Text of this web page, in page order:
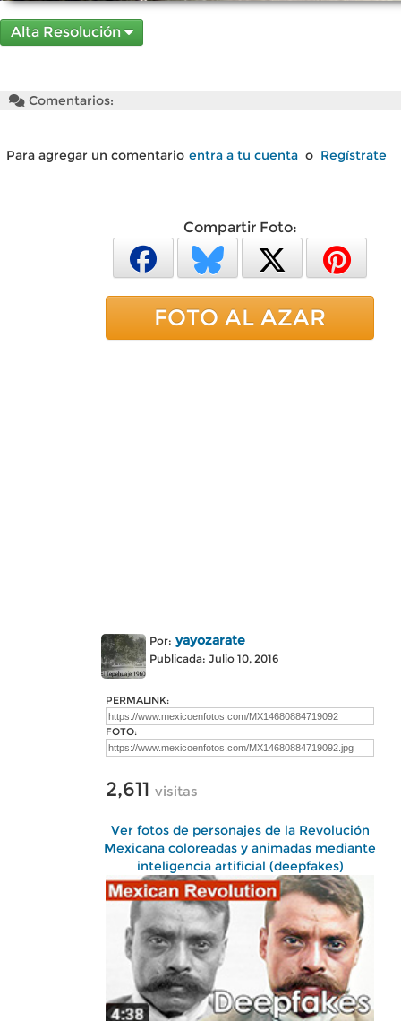
Alta Resolución
Comentarios:
Para agregar un comentario entra a tu cuenta o Regístrate
Compartir Foto:
FOTO AL AZAR
Por: yayozarate
Publicada: Julio 10, 2016
PERMALINK:
FOTO:
2,611 visitas
Ver fotos de personajes de la Revolución
Mexicana coloreadas y animadas mediante
inteligencia artificial (deepfakes)